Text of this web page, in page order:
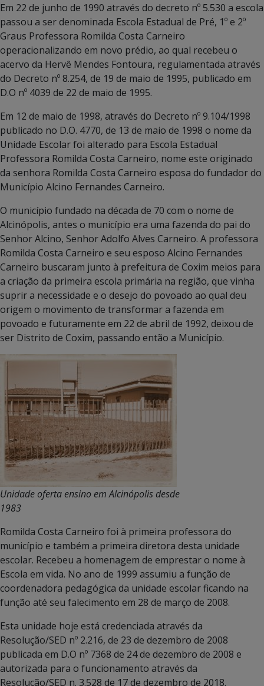
Em 22 de junho de 1990 através do decreto nº 5.530 a escola
passou a ser denominada Escola Estadual de Pré, 1º e 2º
Graus Professora Romilda Costa Carneiro
operacionalizando em novo prédio, ao qual recebeu o
acervo da Hervê Mendes Fontoura, regulamentada através
do Decreto nº 8.254, de 19 de maio de 1995, publicado em
D.O nº 4039 de 22 de maio de 1995.
Em 12 de maio de 1998, através do Decreto nº 9.104/1998
publicado no D.O. 4770, de 13 de maio de 1998 o nome da
Unidade Escolar foi alterado para Escola Estadual
Professora Romilda Costa Carneiro, nome este originado
da senhora Romilda Costa Carneiro esposa do fundador do
Município Alcino Fernandes Carneiro.
O município fundado na década de 70 com o nome de
Alcinópolis, antes o município era uma fazenda do pai do
Senhor Alcino, Senhor Adolfo Alves Carneiro. A professora
Romilda Costa Carneiro e seu esposo Alcino Fernandes
Carneiro buscaram junto à prefeitura de Coxim meios para
a criação da primeira escola primária na região, que vinha
suprir a necessidade e o desejo do povoado ao qual deu
origem o movimento de transformar a fazenda em
povoado e futuramente em 22 de abril de 1992, deixou de
ser Distrito de Coxim, passando então a Município.
Unidade oferta ensino em Alcinópolis desde
1983
Romilda Costa Carneiro foi à primeira professora do
município e também a primeira diretora desta unidade
escolar. Recebeu a homenagem de emprestar o nome à
Escola em vida. No ano de 1999 assumiu a função de
coordenadora pedagógica da unidade escolar ficando na
função até seu falecimento em 28 de março de 2008.
Esta unidade hoje está credenciada através da
Resolução/SED nº 2.216, de 23 de dezembro de 2008
publicada em D.O nº 7368 de 24 de dezembro de 2008 e
autorizada para o funcionamento através da
Resolução/SED n. 3.528 de 17 de dezembro de 2018.